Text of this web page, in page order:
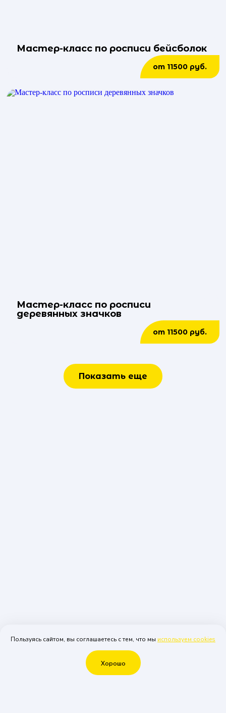
Мастер-класс по росписи бейсболок
от 11500 руб.
Мастер-класс по росписи
деревянных значков
от 11500 руб.
Показать еще
Пользуясь сайтом, вы соглашаетесь с тем, что мы используем cookies
Хорошо